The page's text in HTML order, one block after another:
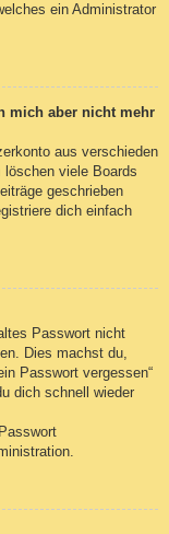
ein Administrator
mich aber nicht mehr
aus verschieden
viele Boards
geschrieben
dich einfach
Passwort nicht
Dies machst du,
Passwort vergessen“
dich schnell wieder